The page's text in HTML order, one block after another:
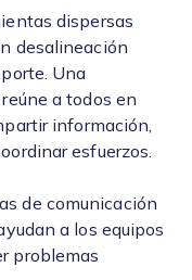
dispersas
desalineación
Una
a todos en
información,
esfuerzos.
de comunicación
a los equipos
problemas